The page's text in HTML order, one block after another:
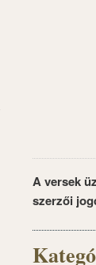
A versek
szerzői